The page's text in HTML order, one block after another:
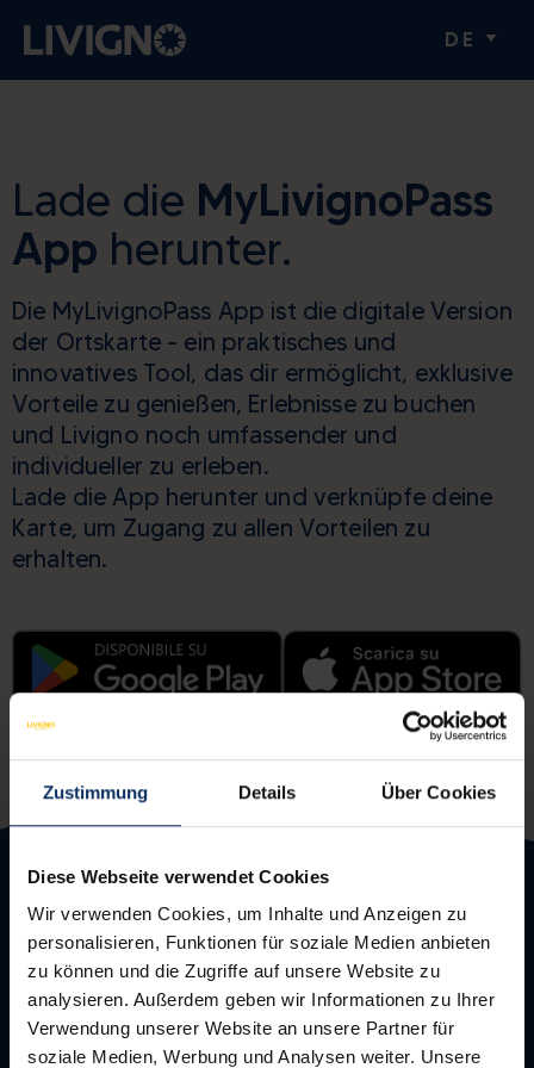
Zustimmung Details Über Cookies
Diese Webseite verwendet Cookies
Wir verwenden Cookies, um Inhalte und Anzeigen zu
personalisieren, Funktionen für soziale Medien anbieten
zu können und die Zugriffe auf unsere Website zu
analysieren. Außerdem geben wir Informationen zu Ihrer
Verwendung unserer Website an unsere Partner für
soziale Medien, Werbung und Analysen weiter. Unsere
DE
Lade die MyLivignoPass
App herunter.
Die MyLivignoPass App ist die digitale Version
der Ortskarte – ein praktisches und
innovatives Tool, das dir ermöglicht, exklusive
Vorteile zu genießen, Erlebnisse zu buchen
und Livigno noch umfassender und
individueller zu erleben.
Lade die App herunter und verknüpfe deine
Karte, um Zugang zu allen Vorteilen zu
erhalten.